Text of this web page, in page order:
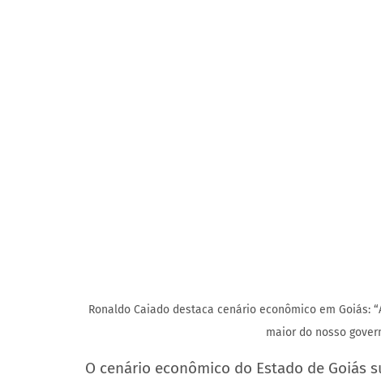
Ronaldo Caiado destaca cenário econômico em
maior do nosso
O cenário econômico do Estado de Goiás